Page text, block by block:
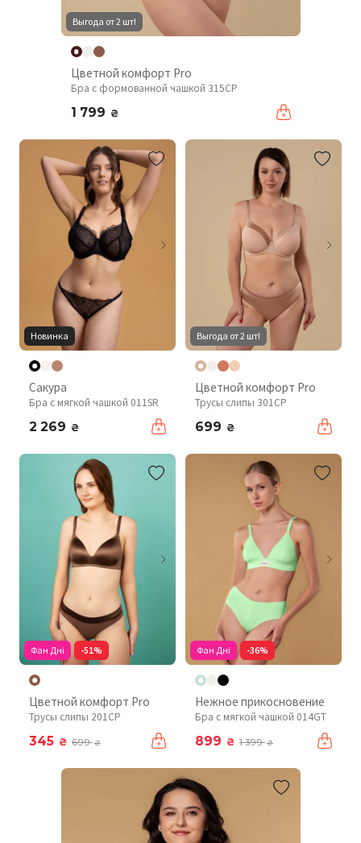
Выгода от 2 шт!
Цветной комфорт Pro
Бра с формованной чашкой 315CP
1 799 ₴
Новинка
Сакура
Бра с мягкой чашкой 011SR
2 269 ₴
Выгода от 2 шт!
Цветной комфорт Pro
Трусы слипы 301CP
699 ₴
Фан Дні -51%
Цветной комфорт Pro
Трусы слипы 201CP
345 ₴ 699₴
Фан Дні -36%
Нежное прикосновение
Бра с мягкой чашкой 014GT
899 ₴ 1 399₴